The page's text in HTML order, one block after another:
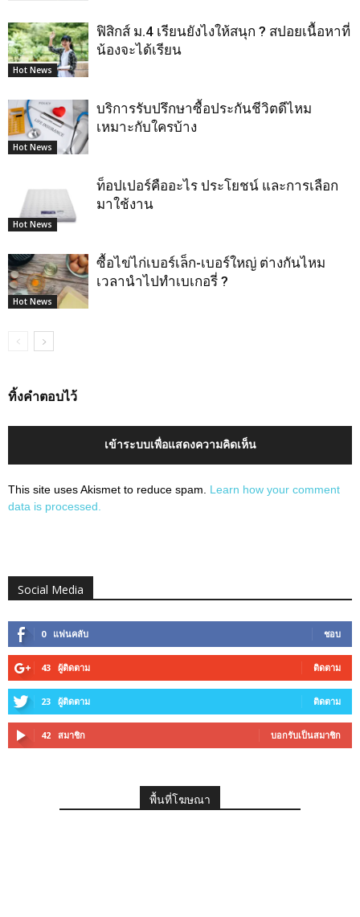
Hot News
ฟิสิกส์ ม.4 เรียนยังไงให้สนุก ? สปอยเนื้อหาที่
น้องจะได้เรียน
Hot News
บริการรับปรึกษาซื้อประกันชีวิตดีไหม
เหมาะกับใครบ้าง
Hot News
ท็อปเปอร์คืออะไร ประโยชน์ และการเลือก
มาใช้งาน
Hot News
ซื้อไข่ไก่เบอร์เล็ก-เบอร์ใหญ่ ต่างกันไหม
เวลานำไปทำเบเกอรี่ ?
ทิ้งคำตอบไว้
เข้าระบบเพื่อแสดงความคิดเห็น
This site uses Akismet to reduce spam. Learn how your comment
data is processed.
Social Media
0 แฟนคลับ ชอบ
43 ผู้ติดตาม ติดตาม
23 ผู้ติดตาม ติดตาม
42 สมาชิก บอกรับเป็นสมาชิก
พื้นที่โฆษณา